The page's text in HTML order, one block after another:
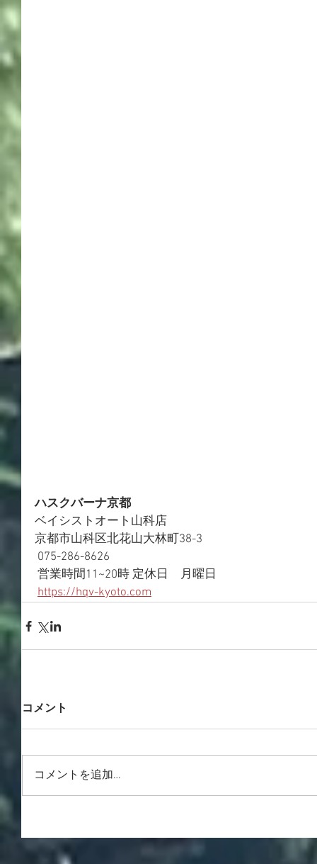
ハスクバーナ京都
ベイシストオート山科店
京都市山科区北花山大林町38-3
075-286-8626
営業時間11~20時 定休日　月曜日
https://hqv-kyoto.com
コメント
コメントを追加…